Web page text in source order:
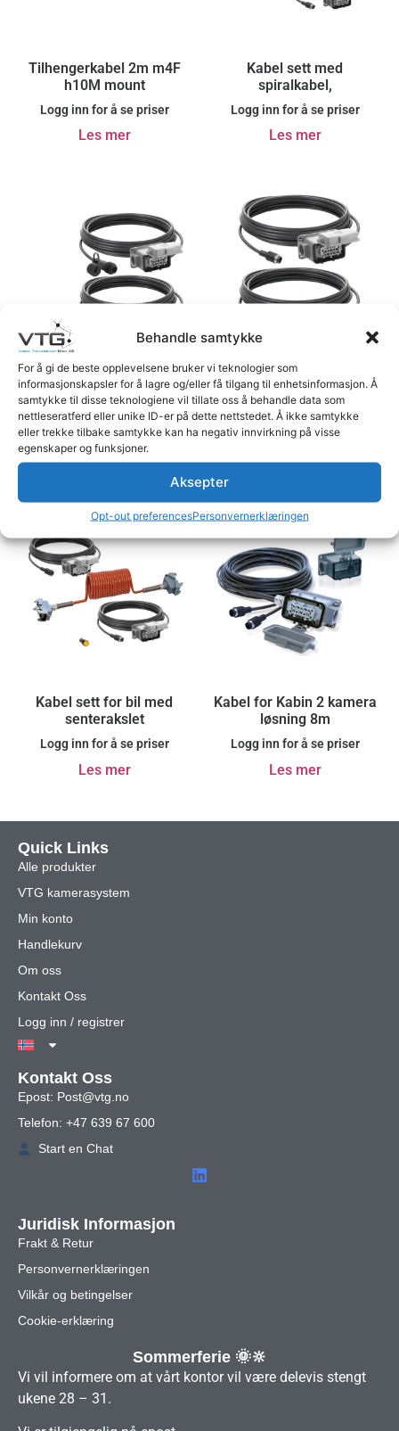
Behandle samtykke
For å gi de beste opplevelsene bruker vi teknologier som
informasjonskapsler for å lagre og/eller få tilgang til enhetsinformasjon. Å
samtykke til disse teknologiene vil tillate oss å behandle data som
nettleseratferd eller unike ID-er på dette nettstedet. Å ikke samtykke
eller trekke tilbake samtykke kan ha negativ innvirkning på visse
egenskaper og funksjoner.
Aksepter
Opt-out preferencesPersonvernerklæringen
Tilhengerkabel 2m m4F
h10M mount
Logg inn for å se priser
Les mer
Kabel sett med
spiralkabel,
Logg inn for å se priser
Les mer
Kabel sett for bil &
henger,
Logg inn for å se priser
Les mer
Kabel sett for bil med
Logg inn for å se priser
Kabel sett for bil med
senterakslet
Logg inn for å se priser
Les mer
Kabel for Kabin 2 kamera
løsning 8m
Logg inn for å se priser
Les mer
Quick Links
Alle produkter
VTG kamerasystem
Min konto
Handlekurv
Om oss
Kontakt Oss
Logg inn / registrer
Kontakt Oss
Epost: Post@vtg.no
Telefon: +47 639 67 600
Start en Chat
Juridisk Informasjon
Frakt & Retur
Personvernerklæringen
Vilkår og betingelser
Cookie-erklæring
Sommerferie 🌞🔆
Vi vil informere om at vårt kontor vil være delevis stengt
ukene 28 – 31.